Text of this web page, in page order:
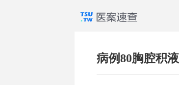
病例80胸腔积